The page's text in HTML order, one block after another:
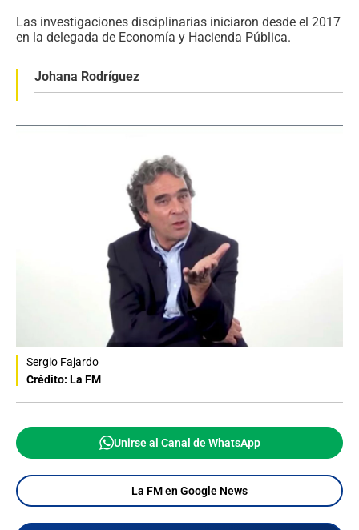
Las investigaciones disciplinarias iniciaron desde el 2017
en la delegada de Economía y Hacienda Pública.
Johana Rodríguez
Sergio Fajardo
Crédito: La FM
Unirse al Canal de WhatsApp
La FM en Google News